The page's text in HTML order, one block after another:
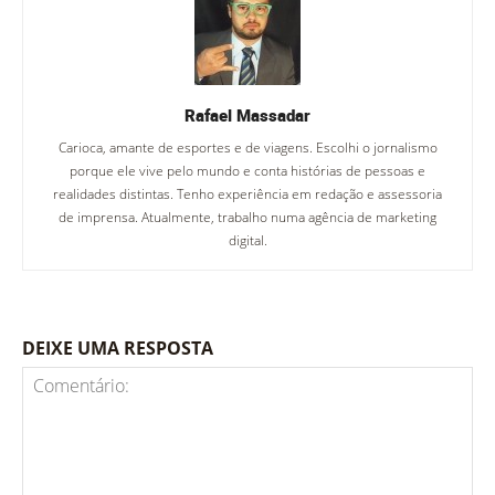
Rafael Massadar
Carioca, amante de esportes e de viagens. Escolhi o jornalismo
porque ele vive pelo mundo e conta histórias de pessoas e
realidades distintas. Tenho experiência em redação e assessoria
de imprensa. Atualmente, trabalho numa agência de marketing
digital.
DEIXE UMA RESPOSTA